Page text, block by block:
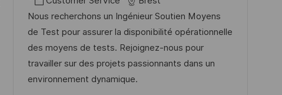
f
f
e
n
t
l
t
u
m
d
e
b
-
I
D
a
t
e
g
o
Nous recherchons un Ingénieur Soutien Moyens
de Test pour assurer la disponibilité opérationnelle
des moyens de tests. Rejoignez-nous pour
travailler sur des projets passionnants dans un
environnement dynamique.